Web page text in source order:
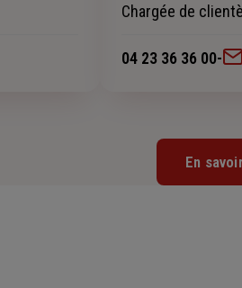
Chargée de
04 23 36 36 00-
En